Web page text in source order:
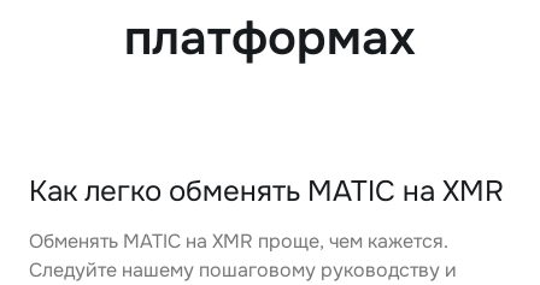
платформах
Как легко обменять MATIC на XMR
Обменять MATIC на XMR проще, чем кажется.
Следуйте нашему пошаговому руководству и